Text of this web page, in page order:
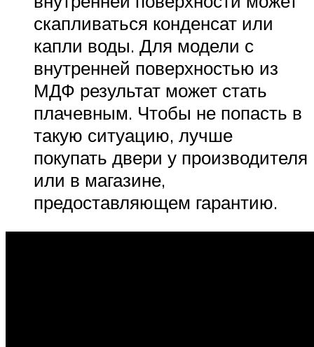
скапливаться конденсат или
капли воды. Для модели с
внутренней поверхностью из
МДФ результат может стать
плачевным. Чтобы не попасть в
такую ситуацию, лучше
покупать двери у производителя
или в магазине,
предоставляющем гарантию.